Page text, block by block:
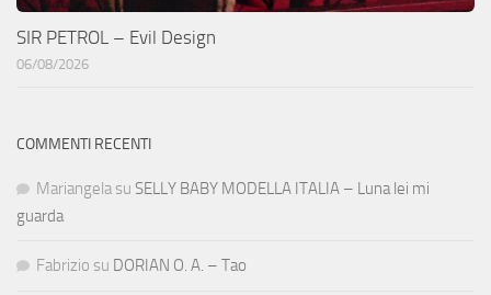
SIR PETROL – Evil Design
06/08/2026
COMMENTI RECENTI
Mariangela su SELLY BABY MODELLA ITALIA – Luna lei mi
guarda
Fabrizio su DORIAN O. A. – Tao